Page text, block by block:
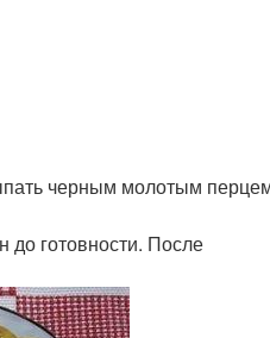
черным молотым
до готовности. После